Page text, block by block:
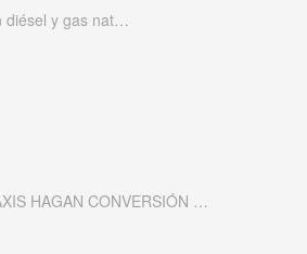
diésel y gas nat…
HAGAN CONVERSIÓN …